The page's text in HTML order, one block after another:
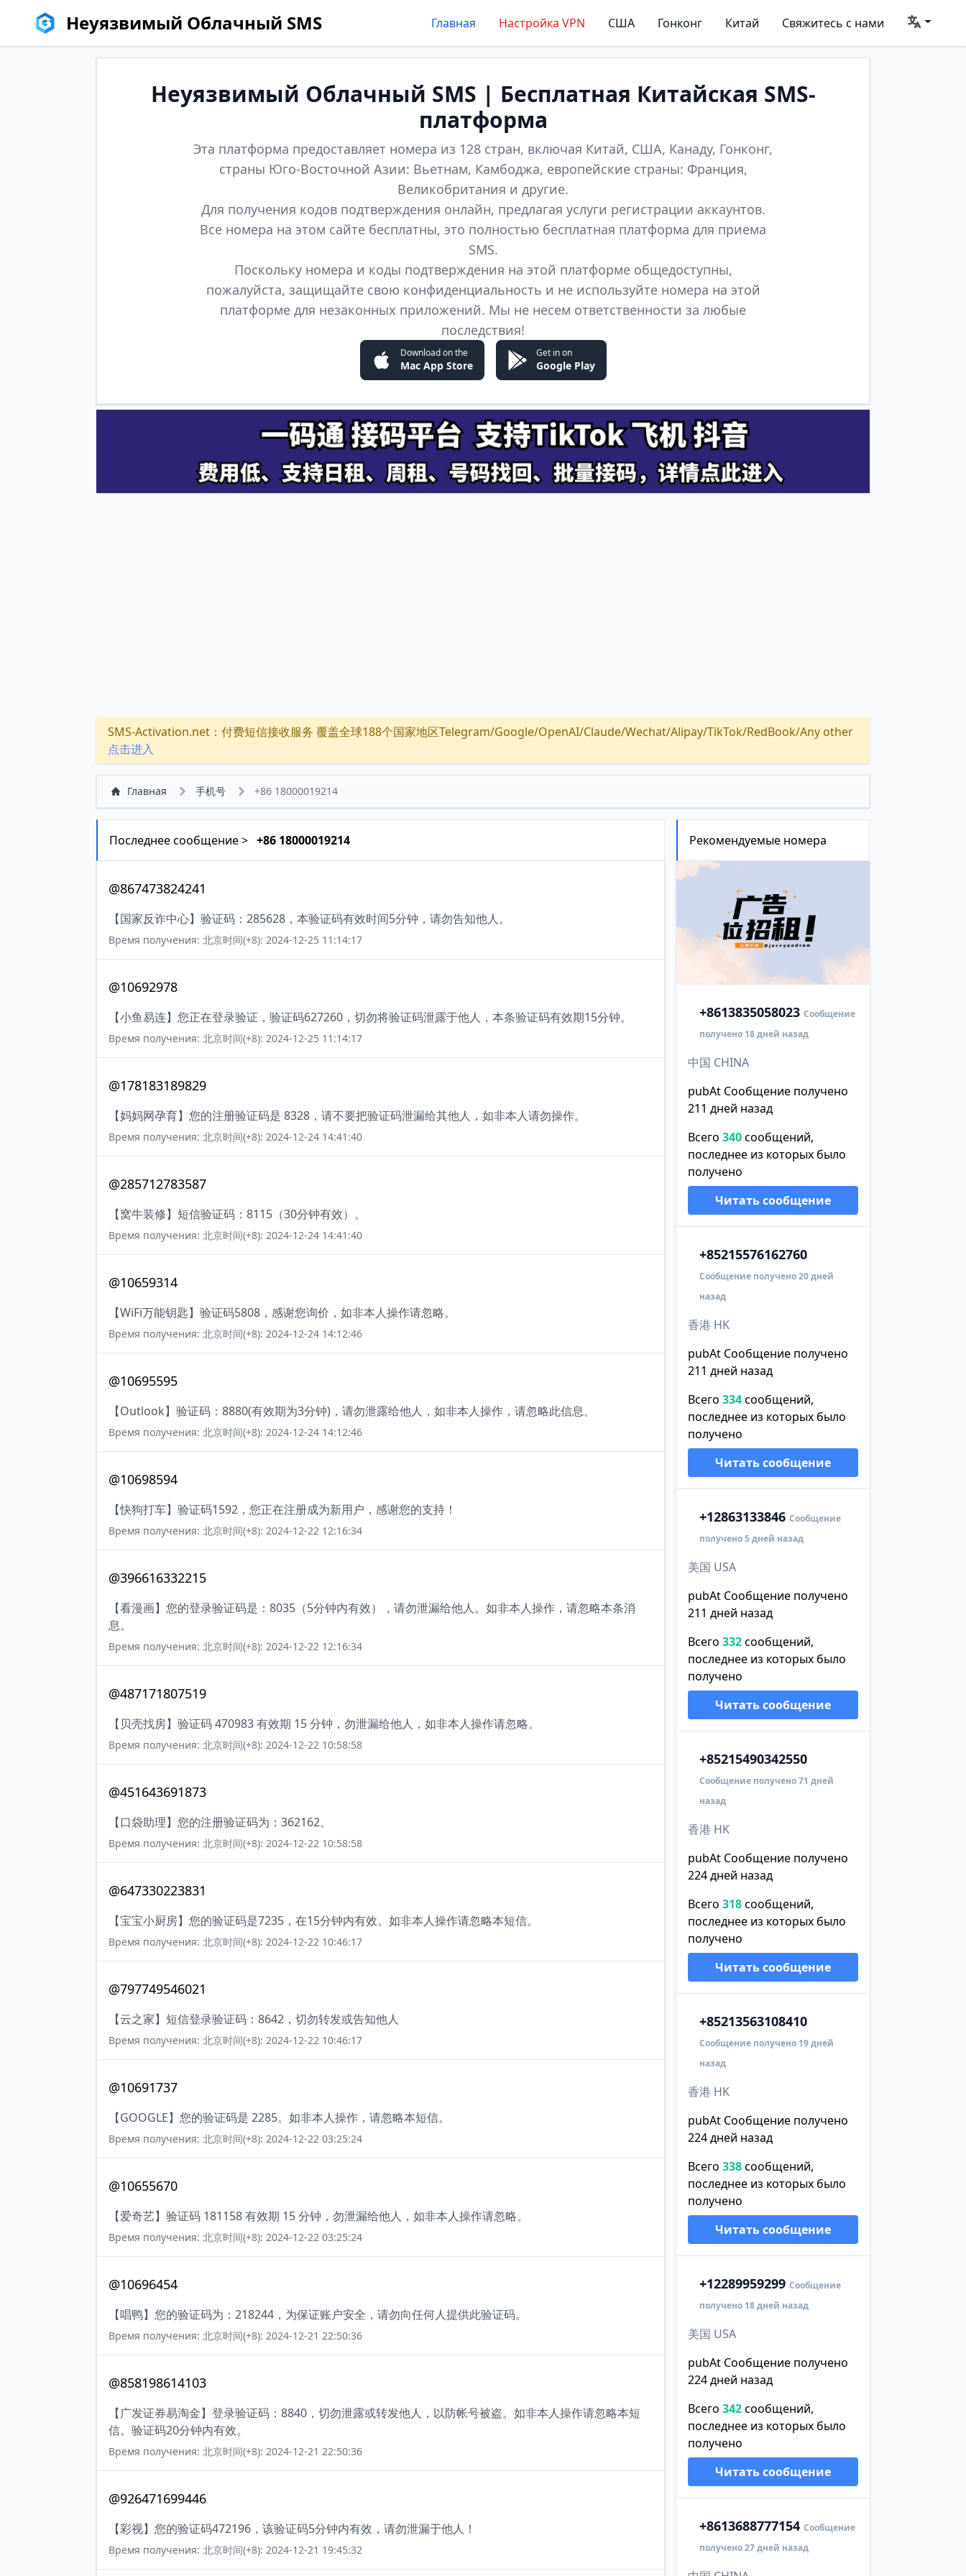
Неуязвимый Облачный SMS Главная Настройка VPN США Гонконг Китай Свяжитесь с нами
Неуязвимый Облачный SMS | Бесплатная Китайская SMS-
платформа
Эта платформа предоставляет номера из 128 стран, включая Китай, США, Канаду, Гонконг,
страны Юго-Восточной Азии: Вьетнам, Камбоджа, европейские страны: Франция,
Великобритания и другие.
Для получения кодов подтверждения онлайн, предлагая услуги регистрации аккаунтов.
Все номера на этом сайте бесплатны, это полностью бесплатная платформа для приема
SMS.
Поскольку номера и коды подтверждения на этой платформе общедоступны,
пожалуйста, защищайте свою конфиденциальность и не используйте номера на этой
платформе для незаконных приложений. Мы не несем ответственности за любые
последствия!
Download on the
Mac App Store
Get in on
Google Play
SMS-Activation.net：付费短信接收服务 覆盖全球188个国家地区Telegram/Google/OpenAI/Claude/Wechat/Alipay/TikTok/RedBook/Any other
点击进入
Главная 手机号 +86 18000019214
Последнее сообщение > +86 18000019214
@867473824241
【国家反诈中心】验证码：285628，本验证码有效时间5分钟，请勿告知他人。
Время получения: 北京时间(+8): 2024-12-25 11:14:17
@10692978
【小鱼易连】您正在登录验证，验证码627260，切勿将验证码泄露于他人，本条验证码有效期15分钟。
Время получения: 北京时间(+8): 2024-12-25 11:14:17
@178183189829
【妈妈网孕育】您的注册验证码是 8328，请不要把验证码泄漏给其他人，如非本人请勿操作。
Время получения: 北京时间(+8): 2024-12-24 14:41:40
@285712783587
【窝牛装修】短信验证码：8115（30分钟有效）。
Время получения: 北京时间(+8): 2024-12-24 14:41:40
@10659314
【WiFi万能钥匙】验证码5808，感谢您询价，如非本人操作请忽略。
Время получения: 北京时间(+8): 2024-12-24 14:12:46
@10695595
【Outlook】验证码：8880(有效期为3分钟)，请勿泄露给他人，如非本人操作，请忽略此信息。
Время получения: 北京时间(+8): 2024-12-24 14:12:46
@10698594
【快狗打车】验证码1592，您正在注册成为新用户，感谢您的支持！
Время получения: 北京时间(+8): 2024-12-22 12:16:34
@396616332215
【看漫画】您的登录验证码是：8035（5分钟内有效），请勿泄漏给他人。如非本人操作，请忽略本条消
息。
Время получения: 北京时间(+8): 2024-12-22 12:16:34
@487171807519
【贝壳找房】验证码 470983 有效期 15 分钟，勿泄漏给他人，如非本人操作请忽略。
Время получения: 北京时间(+8): 2024-12-22 10:58:58
@451643691873
【口袋助理】您的注册验证码为：362162。
Время получения: 北京时间(+8): 2024-12-22 10:58:58
@647330223831
【宝宝小厨房】您的验证码是7235，在15分钟内有效。如非本人操作请忽略本短信。
Время получения: 北京时间(+8): 2024-12-22 10:46:17
@797749546021
【云之家】短信登录验证码：8642，切勿转发或告知他人
Время получения: 北京时间(+8): 2024-12-22 10:46:17
@10691737
【GOOGLE】您的验证码是 2285。如非本人操作，请忽略本短信。
Время получения: 北京时间(+8): 2024-12-22 03:25:24
@10655670
【爱奇艺】验证码 181158 有效期 15 分钟，勿泄漏给他人，如非本人操作请忽略。
Время получения: 北京时间(+8): 2024-12-22 03:25:24
@10696454
【唱鸭】您的验证码为：218244，为保证账户安全，请勿向任何人提供此验证码。
Время получения: 北京时间(+8): 2024-12-21 22:50:36
@858198614103
【广发证券易淘金】登录验证码：8840，切勿泄露或转发他人，以防帐号被盗。如非本人操作请忽略本短
信。验证码20分钟内有效。
Время получения: 北京时间(+8): 2024-12-21 22:50:36
@926471699446
【彩视】您的验证码472196，该验证码5分钟内有效，请勿泄漏于他人！
Время получения: 北京时间(+8): 2024-12-21 19:45:32
Рекомендуемые номера
+8613835058023 Сообщение
получено 18 дней назад
中国 CHINA
pubAt Сообщение получено
211 дней назад
Всего 340сообщений,
последнее из которых было
получено
Читать сообщение
+85215576162760
Сообщение получено 20 дней
назад
香港 HK
pubAt Сообщение получено
211 дней назад
Всего 334сообщений,
последнее из которых было
получено
Читать сообщение
+12863133846 Сообщение
получено 5 дней назад
美国 USA
pubAt Сообщение получено
211 дней назад
Всего 332сообщений,
последнее из которых было
получено
Читать сообщение
+85215490342550
Сообщение получено 71 дней
назад
香港 HK
pubAt Сообщение получено
224 дней назад
Всего 318сообщений,
последнее из которых было
получено
Читать сообщение
+85213563108410
Сообщение получено 19 дней
назад
香港 HK
pubAt Сообщение получено
224 дней назад
Всего 338сообщений,
последнее из которых было
получено
Читать сообщение
+12289959299 Сообщение
получено 18 дней назад
美国 USA
pubAt Сообщение получено
224 дней назад
Всего 342сообщений,
последнее из которых было
получено
Читать сообщение
+8613688777154 Сообщение
получено 27 дней назад